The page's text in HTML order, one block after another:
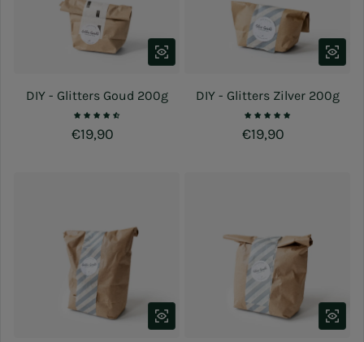
DIY - Glitters Goud 200g
Normale prijs
€19,90
DIY - Glitters Zilver 200g
Normale prijs
€19,90